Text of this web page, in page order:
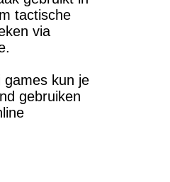
tactische
via
games kun je
gebruiken